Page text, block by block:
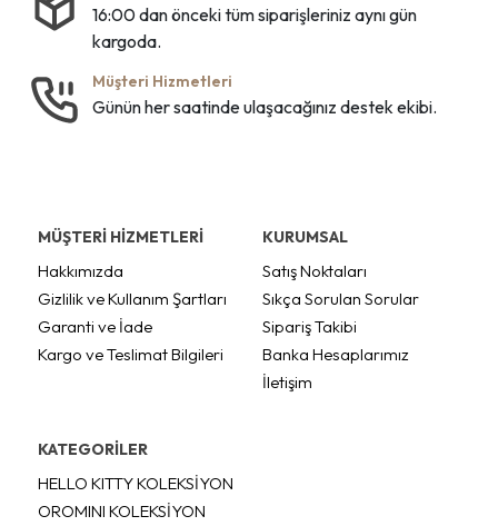
16:00 dan önceki tüm siparişleriniz aynı gün
kargoda.
Müşteri Hizmetleri
Günün her saatinde ulaşacağınız destek ekibi.
MÜŞTERİ HİZMETLERİ
Hakkımızda
Gizlilik ve Kullanım Şartları
Garanti ve İade
Kargo ve Teslimat Bilgileri
KURUMSAL
Satış Noktaları
Sıkça Sorulan Sorular
Sipariş Takibi
Banka Hesaplarımız
İletişim
KATEGORİLER
HELLO KITTY KOLEKSİYON
OROMINI KOLEKSİYON